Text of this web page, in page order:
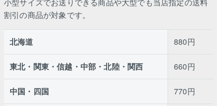
小型サイズでお送りできる商品や大型でも当店指定の送料
割引の商品が対象です。
北海道 880円
東北・関東・信越・中部・北陸・関西 660円
中国・四国 770円